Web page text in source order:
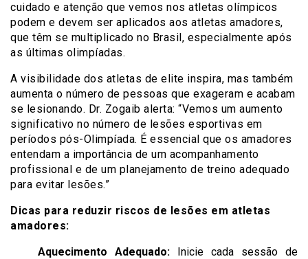
cuidado e atenção que vemos nos atletas olímpicos
podem e devem ser aplicados aos atletas amadores,
que têm se multiplicado no Brasil, especialmente após
as últimas olimpíadas.
A visibilidade dos atletas de elite inspira, mas também
aumenta o número de pessoas que exageram e acabam
se lesionando. Dr. Zogaib alerta: “Vemos um aumento
significativo no número de lesões esportivas em
períodos pós-Olimpíada. É essencial que os amadores
entendam a importância de um acompanhamento
profissional e de um planejamento de treino adequado
para evitar lesões.”
Dicas para reduzir riscos de lesões em atletas
amadores:
Aquecimento Adequado: Inicie cada sessão de